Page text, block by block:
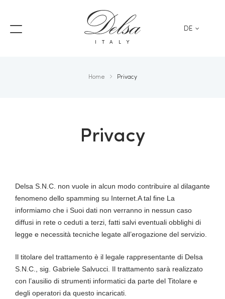
ITALY
DE
Home Privacy
Privacy
Delsa S.N.C. non vuole in alcun modo contribuire al dilagante
fenomeno dello spamming su Internet.A tal fine La
informiamo che i Suoi dati non verranno in nessun caso
diffusi in rete o ceduti a terzi, fatti salvi eventuali obblighi di
legge e necessità tecniche legate all’erogazione del servizio.
Il titolare del trattamento è il legale rappresentante di Delsa
S.N.C., sig. Gabriele Salvucci. Il trattamento sarà realizzato
con l’ausilio di strumenti informatici da parte del Titolare e
degli operatori da questo incaricati.